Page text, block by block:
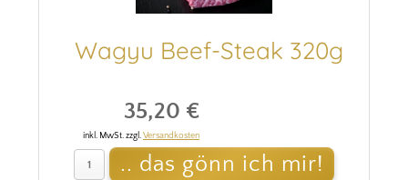
Wagyu Beef-Steak 320g
35,20 €
inkl. MwSt. zzgl.Versandkosten